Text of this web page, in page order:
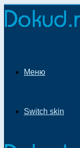
Меню
Switch skin